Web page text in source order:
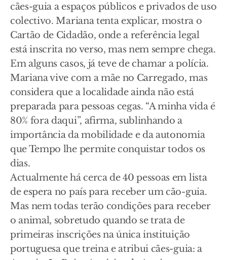
cães-guia a espaços públicos e privados de uso
colectivo. Mariana tenta explicar, mostra o
Cartão de Cidadão, onde a referência legal
está inscrita no verso, mas nem sempre chega.
Em alguns casos, já teve de chamar a polícia.
Mariana vive com a mãe no Carregado, mas
considera que a localidade ainda não está
preparada para pessoas cegas. “A minha vida é
80% fora daqui”, afirma, sublinhando a
importância da mobilidade e da autonomia
que Tempo lhe permite conquistar todos os
dias.
Actualmente há cerca de 40 pessoas em lista
de espera no país para receber um cão-guia.
Mas nem todas terão condições para receber
o animal, sobretudo quando se trata de
primeiras inscrições na única instituição
portuguesa que treina e atribui cães-guia: a